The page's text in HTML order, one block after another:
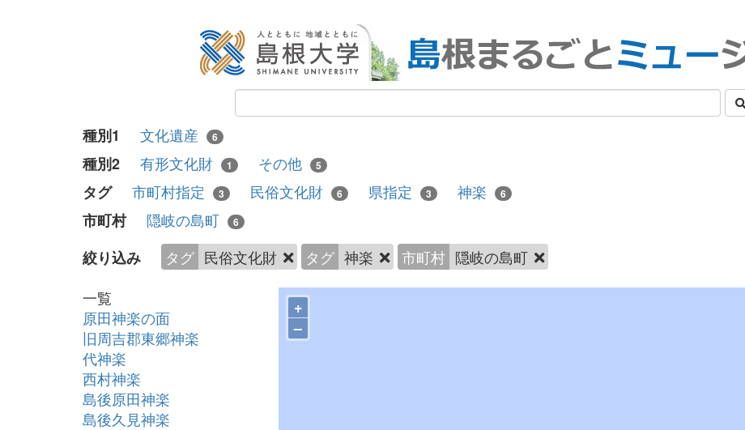
種別1 文化遺産 6
種別2 有形文化財 1 その他 5
タグ 市町村指定 3 民俗文化財 6 県指定 3 神楽 6
市町村 隠岐の島町 6
絞り込み タグ 民俗文化財 タグ 神楽 市町村 隠岐の島町
一覧
原田神楽の面
旧周吉郡東郷神楽
代神楽
西村神楽
島後原田神楽
島後久見神楽
+
–